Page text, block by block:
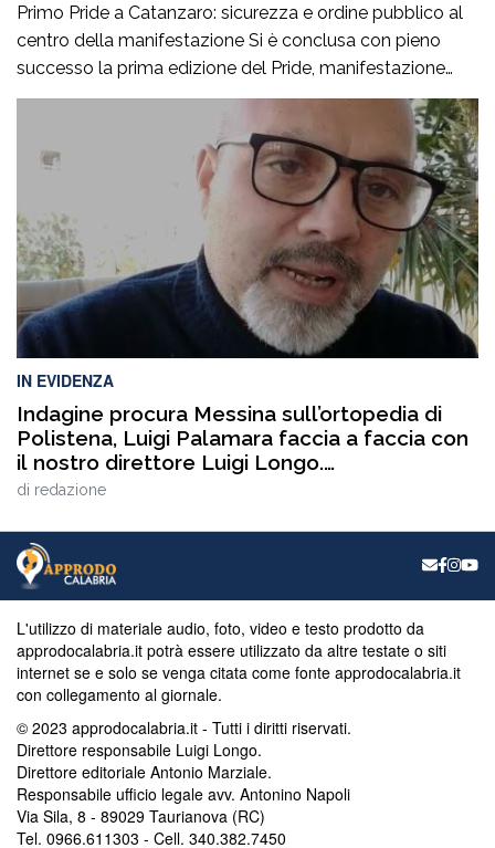
Primo Pride a Catanzaro: sicurezza e ordine pubblico al
centro della manifestazione Si è conclusa con pieno
successo la prima edizione del Pride, manifestazione
accompagnata da un ricco programma di eventi
collaterali, tra cui AperiPride, presentazioni di libri, incontri
culturali, dibattiti, talk e momenti di confronto ospitati a
Catanzaro, con interventi e riflessioni dedicati ai […]
IN EVIDENZA
Indagine procura Messina sull’ortopedia di
Polistena, Luigi Palamara faccia a faccia con
il nostro direttore Luigi Longo.
VIDEOINTERVISTA
di redazione
L'utilizzo di materiale audio, foto, video e testo prodotto da
approdocalabria.it potrà essere utilizzato da altre testate o siti
internet se e solo se venga citata come fonte approdocalabria.it
con collegamento al giornale.
© 2023 approdocalabria.it - Tutti i diritti riservati.
Direttore responsabile Luigi Longo.
Direttore editoriale Antonio Marziale.
Responsabile ufficio legale avv. Antonino Napoli
Via Sila, 8 - 89029 Taurianova (RC)
Tel. 0966.611303 - Cell. 340.382.7450